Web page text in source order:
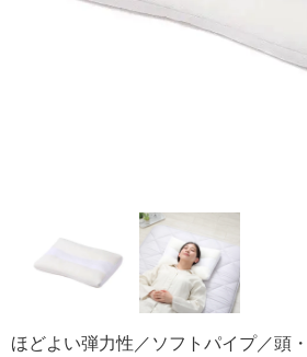
ほどよい弾力性／ソフトパイプ／頭